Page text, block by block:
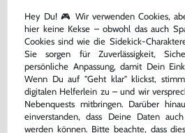
Columns
Modul, sehr guter Zustand, gebraucht
Hey Du! 🎮 Wir verwenden Cookies,
hier keine Kekse – obwohl das auch
Cookies sind wie die Sidekick-
Sie sorgen für Zuverlässigkeit,
persönliche Anpassung, damit Dein
Wenn Du auf "Geht klar" klickst,
digitalen Helferlein zu – und wir
Nebenquests mitbringen. Darüber
einverstanden, dass Deine Daten
werden können. Bitte beachte, dass